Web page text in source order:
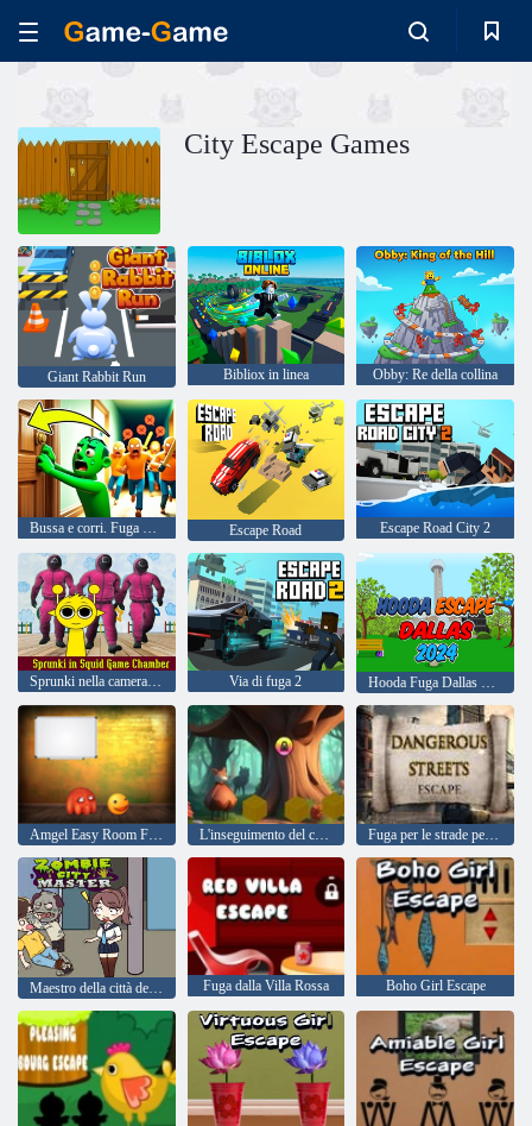
City Escape Games
Giant Rabbit Run Bibliox in linea Obby: Re della collina
Bussa e corri. Fuga da 100 porte Escape Road Escape Road City 2
Sprunki nella camera di gioco dei calamari Via di fuga 2 Hooda Fuga Dallas 2024
Amgel Easy Room Fuga 143 L'inseguimento del cucciolo Fuga per le strade pericolose
Fuga dalla Villa Rossa Boho Girl Escape